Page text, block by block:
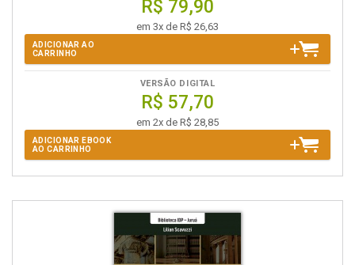
R$ 79,90
em 3x de R$ 26,63
ADICIONAR AO
CARRINHO
VERSÃO DIGITAL
R$ 57,70
em 2x de R$ 28,85
ADICIONAR EBOOK
AO CARRINHO